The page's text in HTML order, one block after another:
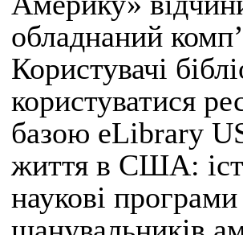
обладнаний
Користувачі
користуватися
базою eLibrary
життя в США:
наукові